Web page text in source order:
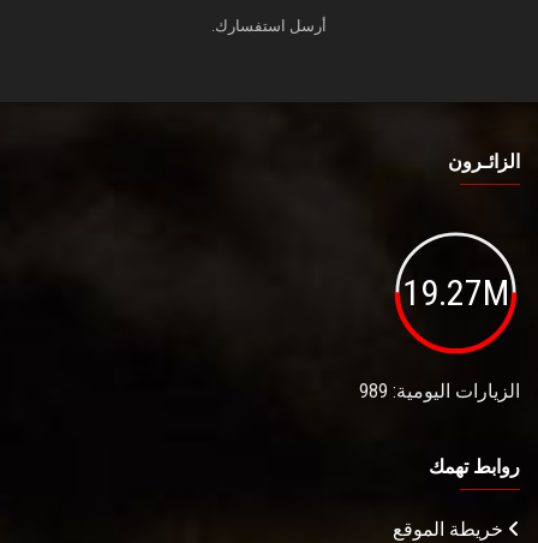
أرسل استفسارك.
الزائـرون
19.27M
الزيارات اليومية: 989
روابط تهمك
خريطة الموقع